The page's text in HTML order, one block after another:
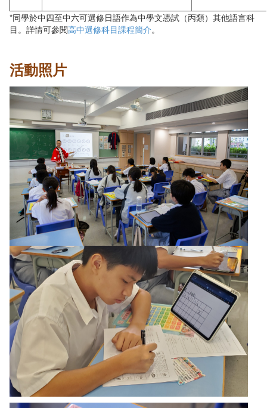
*同學於中四至中六可選修日語作為中學文憑試（丙類）其他語言科
目。詳情可參閱高中選修科目課程簡介。
活動照片